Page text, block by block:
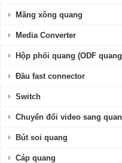
Măng xông quang
Media Converter
Hộp phối quang (ODF
Đầu fast connector
Switch
Chuyển đổi video sang
Bút soi quang
Cáp quang